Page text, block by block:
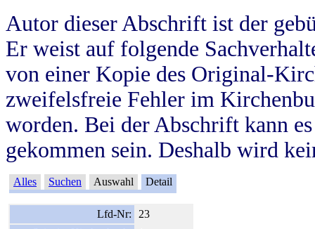
Autor dieser Abschrift ist der
Er weist auf folgende
von einer Kopie des Original-
zweifelsfreie Fehler im
worden. Bei der Abschrift kann
gekommen sein. Deshalb wird
Alles Suchen Auswahl Detail
Lfd-Nr:
23